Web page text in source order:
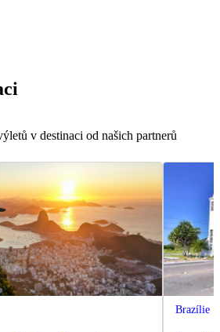
v destinaci od našich partnerů
Brazílie